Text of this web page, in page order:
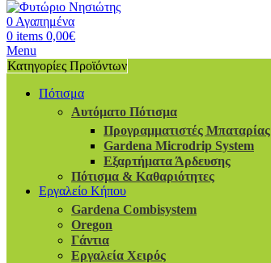
0 Αγαπημένα
0 items 0,00€
Menu
Κατηγορίες Προϊόντων
Πότισμα
Αυτόματο Πότισμα
Προγραμματιστές Μπαταρίας
Gardena Microdrip System
Εξαρτήματα Άρδευσης
Πότισμα & Καθαριότητες
Εργαλείο Κήπου
Gardena Combisystem
Oregon
Γάντια
Εργαλεία Χειρός